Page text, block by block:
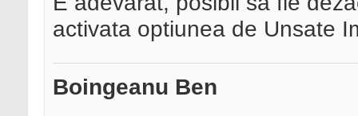
activata optiunea de Unsate
Boingeanu Ben